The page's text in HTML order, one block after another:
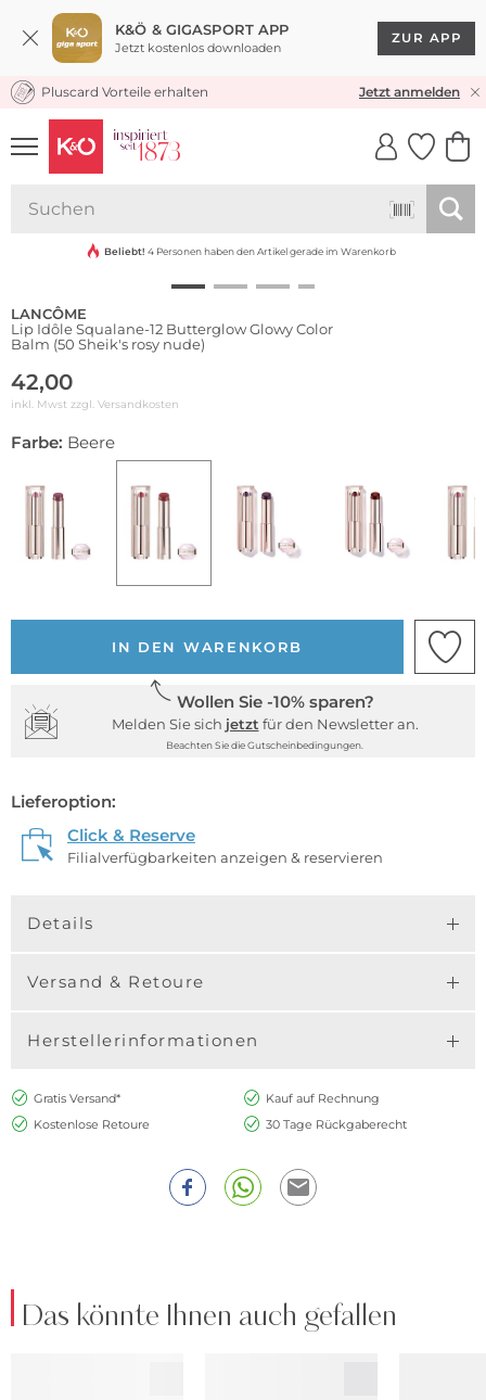
K&Ö & GIGASPORT APP
Jetzt kostenlos downloaden
ZUR APP
KOSTENLOSER VERSAND* & RÜCKVERSAND
Pluscard Vorteile erhalten Jetzt anmelden
UNSERE APP
CLICK &
Beliebt! 4 Personen haben den Artikel gerade im Warenkorb
LANCÔME
Lip Idôle Squalane-12 Butterglow Glowy Color
Balm (50 Sheik's rosy nude)
42,00
inkl. Mwst zzgl. Versandkosten
Farbe: Beere
IN DEN WARENKORB
Wollen Sie -10% sparen?
Melden Sie sich jetzt für den Newsletter an.
Beachten Sie die Gutscheinbedingungen.
Lieferoption:
Click & Reserve
Filialverfügbarkeiten anzeigen & reservieren
Details
Versand & Retoure
Herstellerinformationen
Gratis Versand*
Kauf auf Rechnung
Kostenlose Retoure
30 Tage Rückgaberecht
Das könnte Ihnen auch gefallen